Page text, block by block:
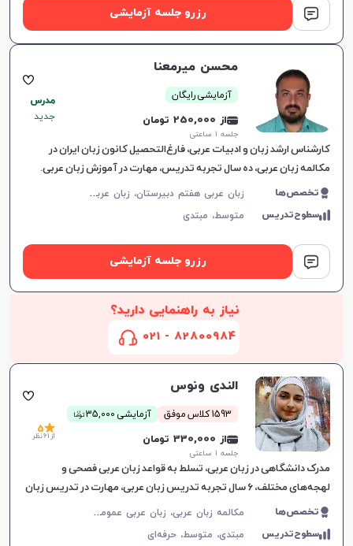
رزرو جلسه آزمایشی
محسن میرمعنا
آزمایشی رایگان
از 250,000 تومان
جلسه ۱ ساعتی
مدرس
جدید
کارشناس ارشد زبان و ادبیات عربی، فارغ‌التحصیل کانون زبان ایران در
مکالمه زبان عربی، ده سال تجربه تدریس، مهارت‌ در آموزش زبان عربی.
تخصص‌ها ز
بان عربی هفتم دبیرستان، زبان عربی هشتم دبیرستان، زبان عربی نهم دبیرستان، زبان عربی دهم دبیرستان، زبان عربی یازدهم دبیرستان، زبان عربی دوازدهم دبیرستان، زبان عربی کنکور سراسری
سطوح‌تدریس متوسط، مبتدی
رزرو جلسه آزمایشی
نیاز به راهنمایی دارید؟
82800984 - 021
الندى ونوس
1593 کلاس موفق آزمایشی 35,000 توما
ن
از 330,000 تومان
جلسه ۱ ساعتی
5
از 61 نظر
مدرک دانشگاهی در زبان عربی، تسلط به قواعد زبان عربی فصحی و
لهجه‌های مختلف، ۶ سال تجربه تدریس زبان عربی، مهارت در تدریس زبان
و ارتباط با زبان‌آموزان.
تخصص‌ها م
کالمه زبان عربی، زبان عربی عمومی، زبان عربی کودکان، زبان عربی تجاری، لهجه عراقی، لهجه سوری، عربی فصیح، لهجه لبنانی
سطوح‌تدریس مبتدی، متوسط،حرفه‌ای